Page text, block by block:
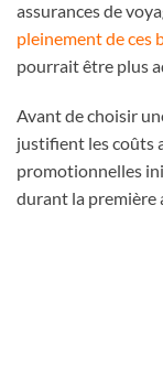
assurances de
pleinement de ces
pourrait être plus
Avant de choisir
justifient les coûts
promotionnelles
durant la première